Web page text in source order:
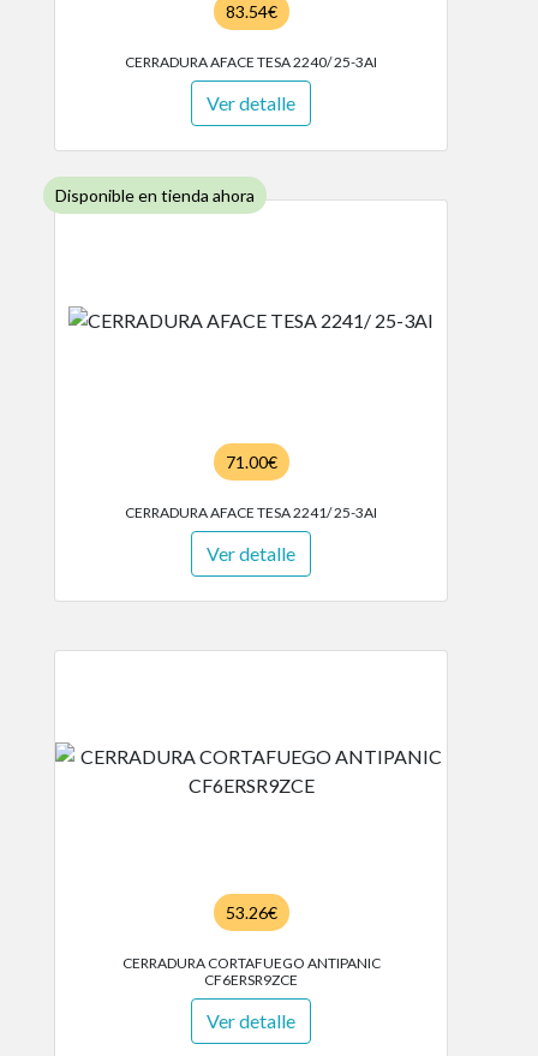
83.54€
CERRADURA AFACE TESA 2240/ 25-3AI
Ver detalle
Disponible en tienda ahora
71.00€
CERRADURA AFACE TESA 2241/ 25-3AI
Ver detalle
53.26€
CERRADURA CORTAFUEGO ANTIPANIC
CF6ERSR9ZCE
Ver detalle